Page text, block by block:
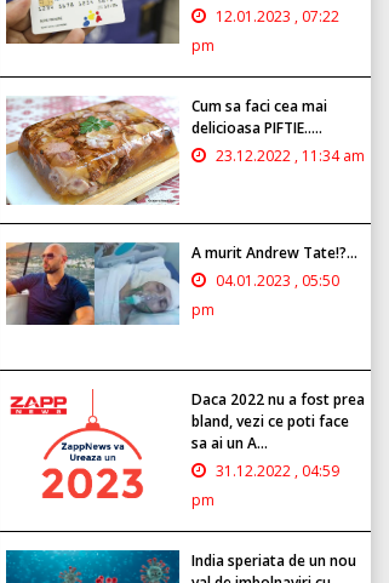
12.01.2023 , 07:22
pm
Cum sa faci cea mai
delicioasa PIFTIE.....
23.12.2022 , 11:34 am
A murit Andrew Tate!?...
04.01.2023 , 05:50
pm
Daca 2022 nu a fost prea
bland, vezi ce poti face
sa ai un A...
31.12.2022 , 04:59
pm
India speriata de un nou